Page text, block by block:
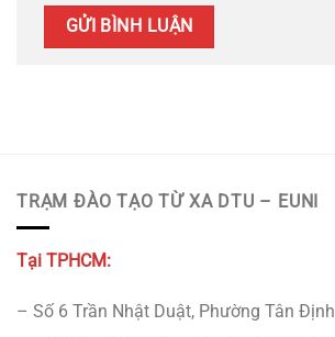
TRẠM ĐÀO TẠO TỪ XA DTU – EUNI
Tại TPHCM:
– Số 6 Trần Nhật Duật, Phường Tân Định